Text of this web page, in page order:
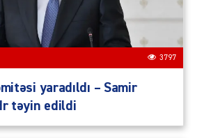
3797
yaradıldı – Samir
təyin edildi